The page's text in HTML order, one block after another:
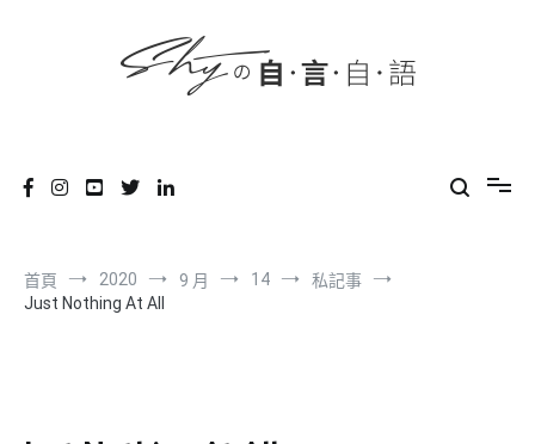
首頁 2020 9 月 14
私記事
Just Nothing At All